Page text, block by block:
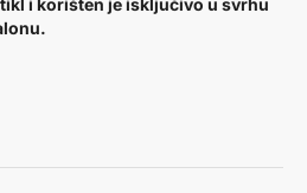
i korišten je isključivo u svrhu